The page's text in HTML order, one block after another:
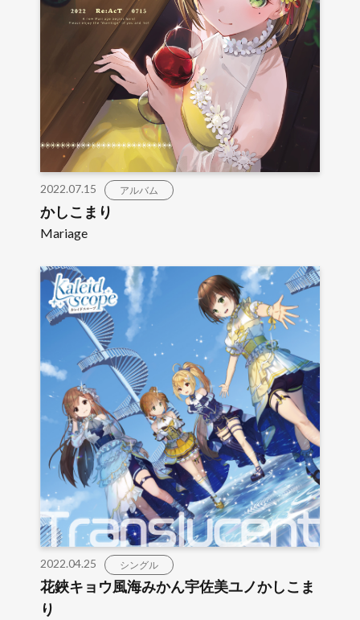
2022.07.15 アルバム
かしこまり
Mariage
2022.04.25 シングル
花鋏キョウ風海みかん宇佐美ユノかしこま
り